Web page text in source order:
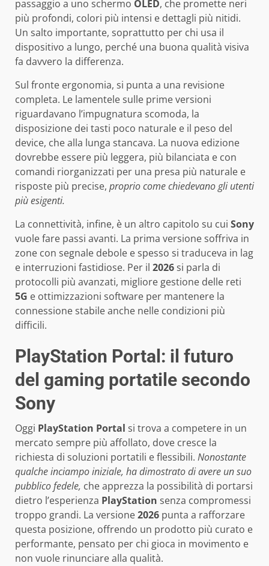
passaggio a uno schermo OLED, che promette neri
più profondi, colori più intensi e dettagli più nitidi.
Un salto importante, soprattutto per chi usa il
dispositivo a lungo, perché una buona qualità visiva
fa davvero la differenza.
Sul fronte ergonomia, si punta a una revisione
completa. Le lamentele sulle prime versioni
riguardavano l’impugnatura scomoda, la
disposizione dei tasti poco naturale e il peso del
device, che alla lunga stancava. La nuova edizione
dovrebbe essere più leggera, più bilanciata e con
comandi riorganizzati per una presa più naturale e
risposte più precise, proprio come chiedevano gli utenti
più esigenti.
La connettività, infine, è un altro capitolo su cui Sony
vuole fare passi avanti. La prima versione soffriva in
zone con segnale debole e spesso si traduceva in lag
e interruzioni fastidiose. Per il 2026si parla di
protocolli più avanzati, migliore gestione delle reti
5G e ottimizzazioni software per mantenere la
connessione stabile anche nelle condizioni più
difficili.
PlayStation Portal: il futuro
del gaming portatile secondo
Sony
Oggi PlayStation Portal si trova a competere in un
mercato sempre più affollato, dove cresce la
richiesta di soluzioni portatili e flessibili. Nonostante
qualche inciampo iniziale, ha dimostrato di avere un suo
pubblico fedele, che apprezza la possibilità di portarsi
dietro l’esperienza PlayStation senza compromessi
troppo grandi. La versione2026 punta a rafforzare
questa posizione, offrendo un prodotto più curato e
performante, pensato per chi gioca in movimento e
non vuole rinunciare alla qualità.